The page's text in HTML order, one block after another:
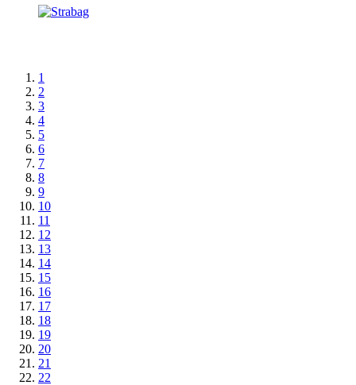
1
2
3
4
5
6
7
8
9
10
11
12
13
14
15
16
17
18
19
20
21
22